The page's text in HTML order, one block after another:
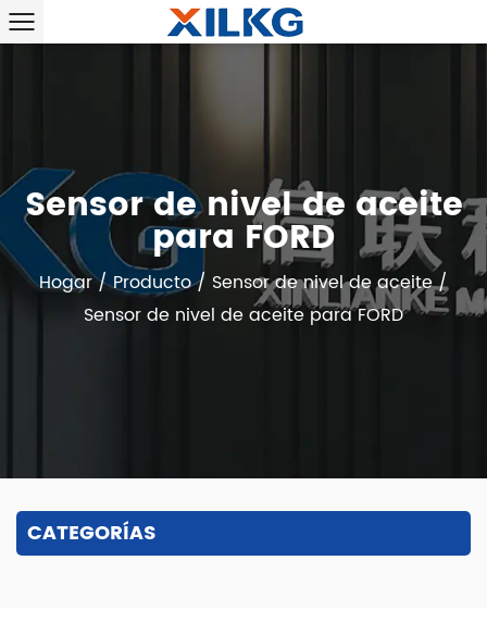
Sensor de nivel de aceite
para FORD
Hogar/Producto/ Sensor de nivel de aceite/
Sensor de nivel de aceite para FORD
CATEGORÍAS